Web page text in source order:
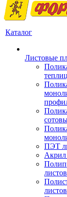
Каталог
Листовые
теплиц
ПЭТ
Акрил